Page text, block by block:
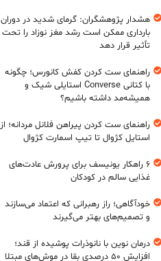
هشدار پژوهشگران: گرمای شدید در دوران
بارداری ممکن است رشد مغز نوزاد را تحت
تأثیر قرار دهد
راهنمای ست کردن کفش کانورس؛ چگونه
با کتانی Converse استایلی شیک و
همیشه‌مد داشته باشیم؟
راهنمای ست کردن پیراهن فلانل مردانه؛ از
استایل کژوال تا تیپ اسمارت کژوال
۶ راهکار یونیسف برای پرورش عادت‌های
غذایی سالم در کودکان
خودآگاهی؛ راز رهبرانی که اعتماد می‌سازند
و تصمیم‌های بهتر می‌گیرند
درمان نوین با نانوذرات پوشیده از قند؛
افزایش ۵۰ درصدی بقا در موش‌های مبتلا